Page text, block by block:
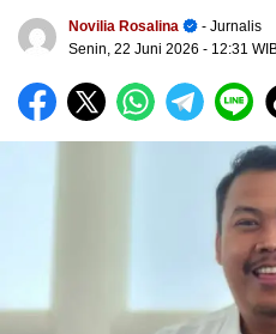
Novilia Rosalina
- Jurnalis
Senin, 22 Juni 2026 - 12:31